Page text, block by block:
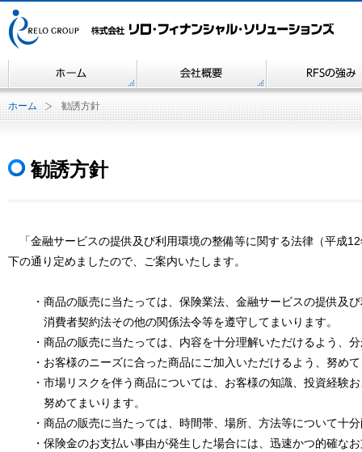
ホーム 勧誘方針
勧誘方針
「金融サービスの提供及び利用環境の整備等に関する法律（平成
下の通り定めましたので、ご案内いたします。
・ 商品の販売に当たっては、保険業法、金融サービスの提供及
消費者契約法その他の関係法令等を遵守してまいります。
・ 商品の販売に当たっては、内容を十分理解いただけるよう、
・ お客様のニーズに合った商品にご加入いただけるよう、努め
・ 市場リスクを伴う商品については、お客様の知識、投資経験
努めてまいります。
・ 商品の販売に当たっては、時間帯、場所、方法等について十
・ 保険金のお支払い事由が発生した場合には、迅速かつ的確な